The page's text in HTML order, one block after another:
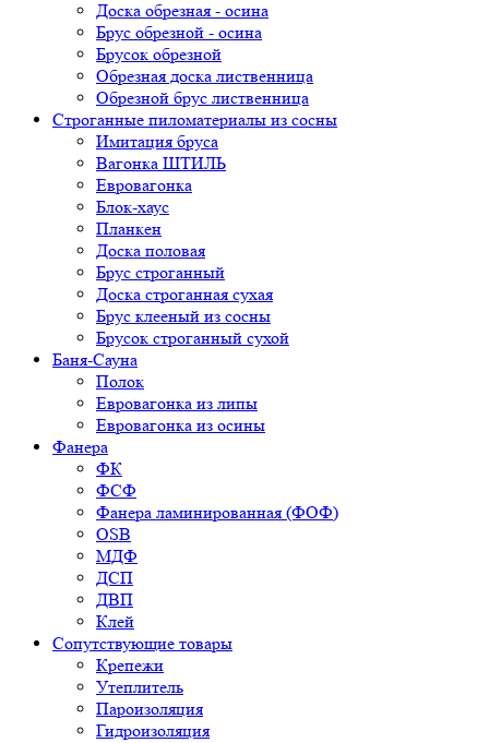
Доска обрезная - осина
Брус обрезной - осина
Брусок обрезной
Обрезная доска лиственница
Обрезной брус лиственница
Строганные пиломатериалы из сосны
Имитация бруса
Вагонка ШТИЛЬ
Евровагонка
Блок-хаус
Планкен
Доска половая
Брус строганный
Доска строганная сухая
Брус клееный из сосны
Брусок строганный сухой
Баня-Сауна
Полок
Евровагонка из липы
Евровагонка из осины
Фанера
ФК
ФСФ
Фанера ламинированная (ФОФ)
OSB
МДФ
ДСП
ДВП
Клей
Сопутствующие товары
Крепежи
Утеплитель
Пароизоляция
Гидроизоляция